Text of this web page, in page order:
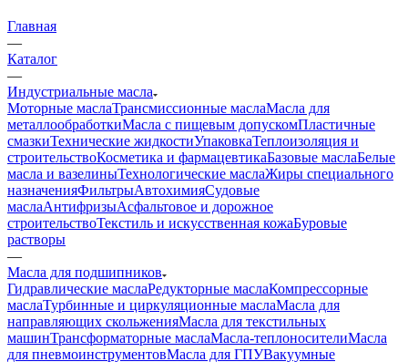
Главная
—
Каталог
—
Индустриальные масла
Моторные маслаТрансмиссионные маслаМасла для
металлообработкиМасла с пищевым допускомПластичные
смазкиТехнические жидкостиУпаковкаТеплоизоляция и
строительствоКосметика и фармацевтикаБазовые маслаБелые
масла и вазелиныТехнологические маслаЖиры специального
назначенияФильтрыАвтохимияСудовые
маслаАнтифризыАсфальтовое и дорожное
строительствоТекстиль и искусственная кожаБуровые
растворы
—
Масла для подшипников
Гидравлические маслаРедукторные маслаКомпрессорные
маслаТурбинные и циркуляционные маслаМасла для
направляющих скольженияМасла для текстильных
машинТрансформаторные маслаМасла-теплоносителиМасла
для пневмоинструментовМасла для ГПУВакуумные